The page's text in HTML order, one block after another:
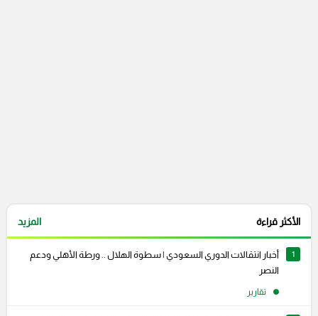
الأكثر قراءة المزيد
1
أخبار انتقالات الدوري السعودي | سطوة الهلال .. ورطة الأهلي ودعم
النصر
تقارير